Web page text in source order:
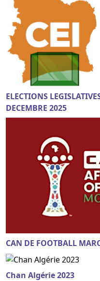
ELECTIONS
DECEMBRE 2025
CAN DE FOOTBALL
Chan Algérie 2023